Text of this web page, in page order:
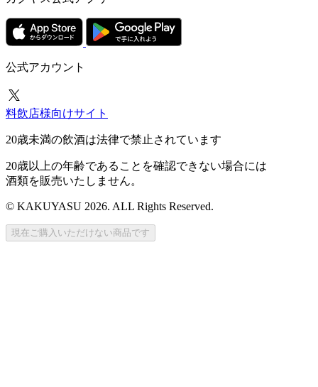
公式アカウント
料飲店様向けサイト
20歳未満の飲酒は法律で禁止されています
20歳以上の年齢であることを確認できない場合には
酒類を販売いたしません。
© KAKUYASU 2026. ALL Rights Reserved.
現在ご購入いただけない商品です